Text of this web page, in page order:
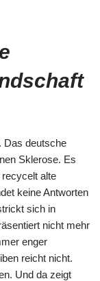
Das deutsche
Sklerose. Es
recycelt alte
keine Antworten
sich in
nicht mehr
enger
reicht nicht.
Und da zeigt